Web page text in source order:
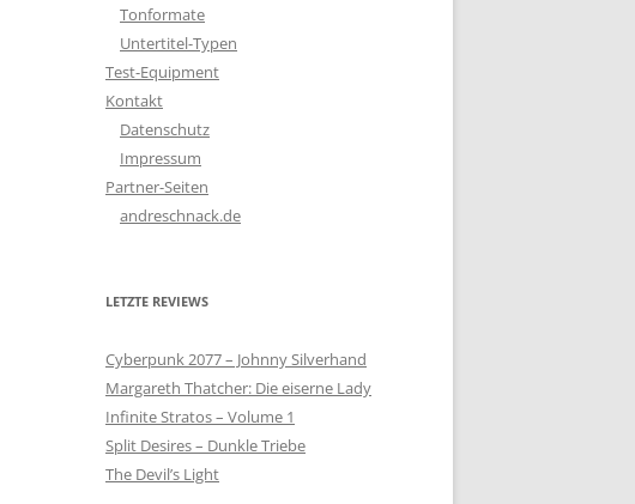
Tonformate
Untertitel-Typen
Test-Equipment
Kontakt
Datenschutz
Impressum
Partner-Seiten
andreschnack.de
LETZTE REVIEWS
Cyberpunk 2077 – Johnny Silverhand
Margareth Thatcher: Die eiserne Lady
Infinite Stratos – Volume 1
Split Desires – Dunkle Triebe
The Devil’s Light